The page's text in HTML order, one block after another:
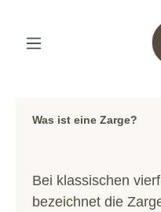
Was ist eine Zarge?
Bei klassischen
bezeichnet die